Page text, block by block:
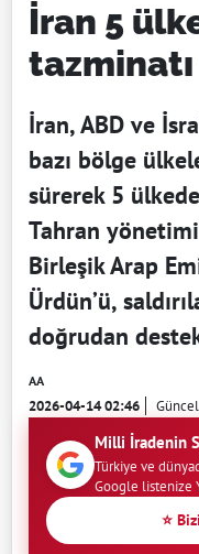
İran 5
İran, ABD ve
bazı bölge
sürerek 5
Tahran
Birleşik Arap
Ürdün’ü,
doğrudan
AA
2026-04-14 02:46
Milli İradenin
Türkiye ve
Google listenize
⭐